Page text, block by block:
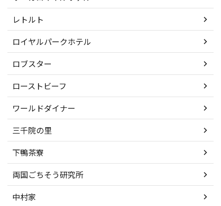
レトルト
ロイヤルパークホテル
ロブスター
ローストビーフ
ワールドダイナー
三千院の里
下鴨茶寮
両国ごちそう研究所
中村家